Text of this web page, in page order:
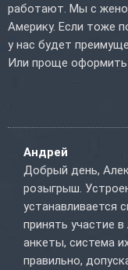
работают. Мы с
Америку. Если тоже
у нас будет
Или проще оформить
Андрей
Добрый день,
розыгрыш.
устанавливается
принять участие
анкеты, система
правильно,